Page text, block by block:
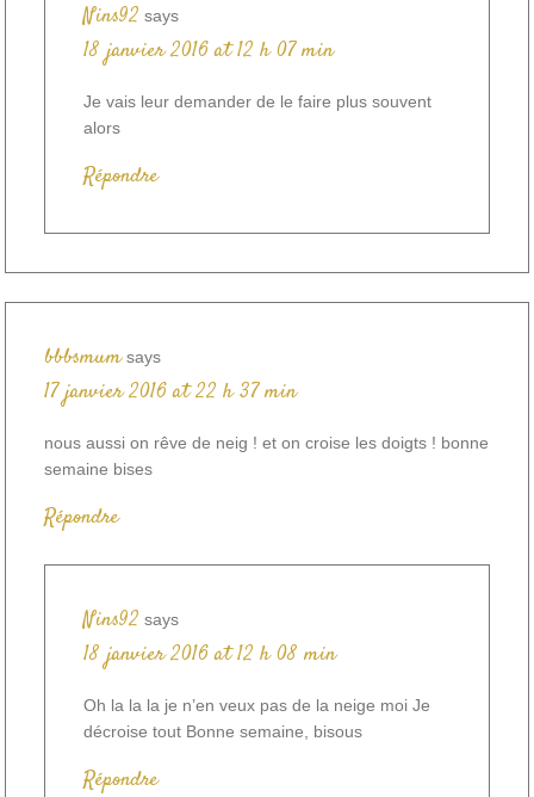
Nins92 says
18 janvier 2016 at 12 h 07 min
Je vais leur demander de le faire plus souvent
alors
Répondre
bbbsmum says
17 janvier 2016 at 22 h 37 min
nous aussi on rêve de neig ! et on croise les doigts ! bonne
semaine bises
Répondre
Nins92 says
18 janvier 2016 at 12 h 08 min
Oh la la la je n’en veux pas de la neige moi Je
décroise tout Bonne semaine, bisous
Répondre